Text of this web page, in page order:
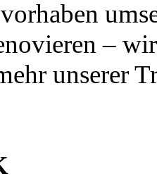
–
unserer